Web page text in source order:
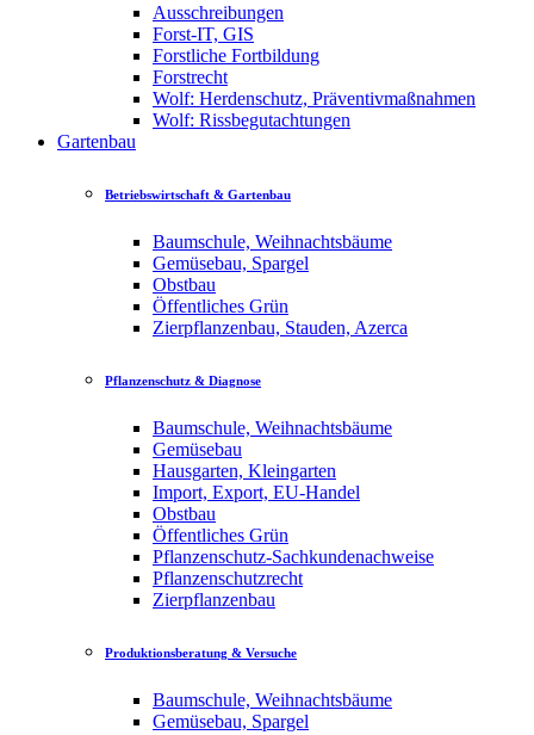
Ausschreibungen
Forst-IT, GIS
Forstliche Fortbildung
Forstrecht
Wolf: Herdenschutz, Präventivmaßnahmen
Wolf: Rissbegutachtungen
Gartenbau
Betriebswirtschaft & Gartenbau
Baumschule, Weihnachtsbäume
Gemüsebau, Spargel
Obstbau
Öffentliches Grün
Zierpflanzenbau, Stauden, Azerca
Pflanzenschutz & Diagnose
Baumschule, Weihnachtsbäume
Gemüsebau
Hausgarten, Kleingarten
Import, Export, EU-Handel
Obstbau
Öffentliches Grün
Pflanzenschutz-Sachkundenachweise
Pflanzenschutzrecht
Zierpflanzenbau
Produktionsberatung & Versuche
Baumschule, Weihnachtsbäume
Gemüsebau, Spargel